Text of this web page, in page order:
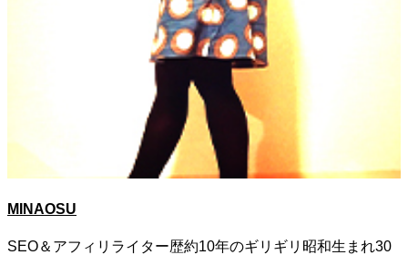
MINAOSU
SEO＆アフィリライター歴約10年のギリギリ昭和生まれ30